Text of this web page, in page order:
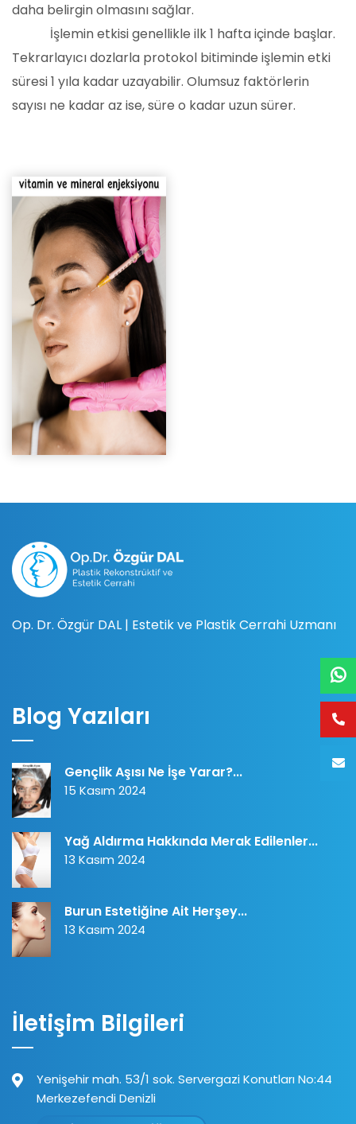
daha belirgin olmasını sağlar.
İşlemin etkisi genellikle ilk 1 hafta içinde başlar.
Tekrarlayıcı dozlarla protokol bitiminde işlemin etki
süresi 1 yıla kadar uzayabilir. Olumsuz faktörlerin
sayısı ne kadar az ise, süre o kadar uzun sürer.
Op. Dr. Özgür DAL | Estetik ve Plastik Cerrahi Uzmanı
Blog Yazıları
Gençlik Aşısı Ne İşe Yarar?...
15 Kasım 2024
Yağ Aldırma Hakkında Merak Edilenler...
13 Kasım 2024
Burun Estetiğine Ait Herşey...
13 Kasım 2024
İletişim Bilgileri
Yenişehir mah. 53/1 sok. Servergazi Konutları No:44
Merkezefendi Denizli